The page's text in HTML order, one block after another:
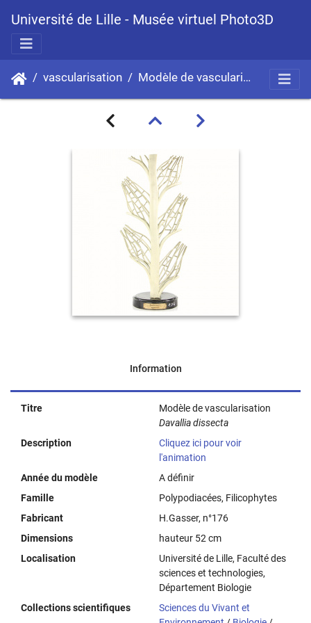
Université de Lille - Musée virtuel Photo3D
vascularisation Modèle de vascularisation
Information
Titre
Modèle de vascularisation
Davallia dissecta
Description
Cliquez ici pour voir
l'animation
Année du modèle
A définir
Famille
Polypodiacées, Filicophytes
Fabricant
H.Gasser, n°176
Dimensions
hauteur 52 cm
Localisation
Université de Lille, Faculté des
sciences et technologies,
Département Biologie
Collections scientifiques
Sciences du Vivant et